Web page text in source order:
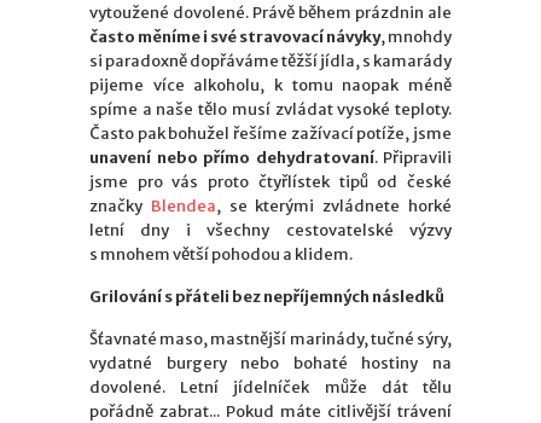
vytoužené dovolené. Právě během prázdnin ale
často měníme i své stravovací návyky, mnohdy
si paradoxně dopřáváme těžší jídla, s kamarády
pijeme více alkoholu, k tomu naopak méně
spíme a naše tělo musí zvládat vysoké teploty.
Často pak bohužel řešíme zažívací potíže, jsme
unavení nebo přímo dehydratovaní. Připravili
jsme pro vás proto čtyřlístek tipů od české
značky Blendea, se kterými zvládnete horké
letní dny i všechny cestovatelské výzvy
s mnohem větší pohodou a klidem.
Grilování s přáteli bez nepříjemných následků
Šťavnaté maso, mastnější marinády, tučné sýry,
vydatné burgery nebo bohaté hostiny na
dovolené. Letní jídelníček může dát tělu
pořádně zabrat... Pokud máte citlivější trávení